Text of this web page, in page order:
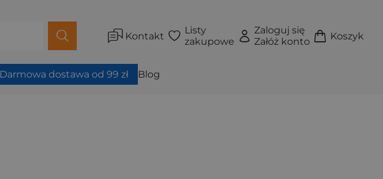
Kontakt
Listy
zakupowe
Zaloguj się
Załóż konto
Koszyk
Darmowa dostawa od 99 zł Blog